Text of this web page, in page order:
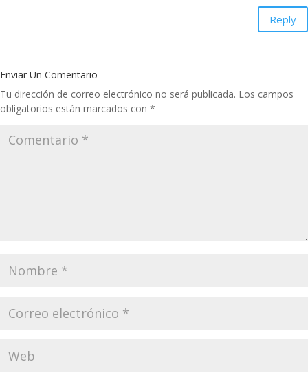
Reply
Enviar Un Comentario
Tu dirección de correo electrónico no será publicada. Los campos
obligatorios están marcados con *